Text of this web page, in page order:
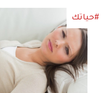
#حياتك